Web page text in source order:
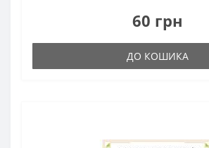
60 грн
ДО КОШИКА